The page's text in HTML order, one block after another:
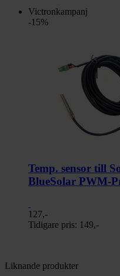
Victronkampanj
-15%
Temp. sensor till
BlueSolar PWM-
127,-
Tidigare pris: 149,-
Liknande produkter